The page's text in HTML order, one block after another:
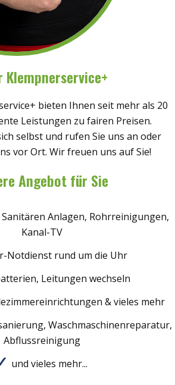
Klempnerservice+
bieten Ihnen seit mehr als 20
Leistungen zu fairen Preisen.
selbst und rufen Sie uns an oder
vor Ort. Wir freuen uns auf Sie!
Angebot für Sie
Anlagen, Rohrreinigungen,
Kanal-TV
Notdienst rund um die Uhr
Leitungen wechseln
& vieles mehr
Waschmaschinenreparatur,
Abflussreinigung
und vieles mehr...